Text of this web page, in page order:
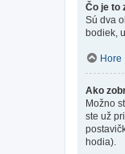
Čo je to
Sú dva
bodiek,
Hore
Ako
Možno
ste už
hodia).